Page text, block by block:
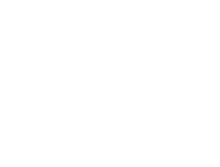
Javni red in mir je bil
Do 11. maja potekajo
da naj so pešci,
Meritve hitrosti bodo